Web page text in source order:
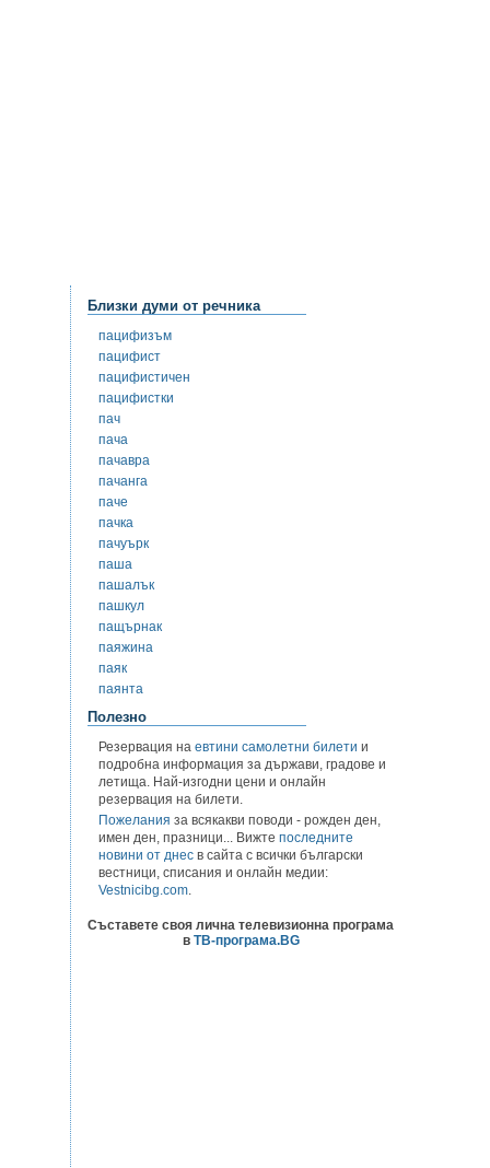
Близки думи от речника
пацифизъм
пацифист
пацифистичен
пацифистки
пач
пача
пачавра
пачанга
паче
пачка
пачуърк
паша
пашалък
пашкул
пащърнак
паяжина
паяк
паянта
Полезно
Резервация на евтини самолетни билети и
подробна информация за държави, градове и
летища. Най-изгодни цени и онлайн
резервация на билети.
Пожелания за всякакви поводи - рожден ден,
имен ден, празници... Вижте последните
новини от днес в сайта с всички български
вестници, списания и онлайн медии:
Vestnicibg.com.
Съставете своя лична телевизионна програма
в ТВ-програма.BG